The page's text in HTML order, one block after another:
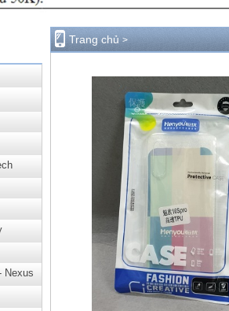
Nexus
Trang chủ >